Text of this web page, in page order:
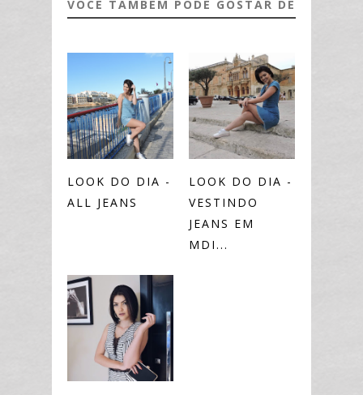
VOCÊ TAMBÉM PODE GOSTAR DE
LOOK DO DIA -
ALL JEANS
LOOK DO DIA -
VESTINDO
JEANS EM
MDI...